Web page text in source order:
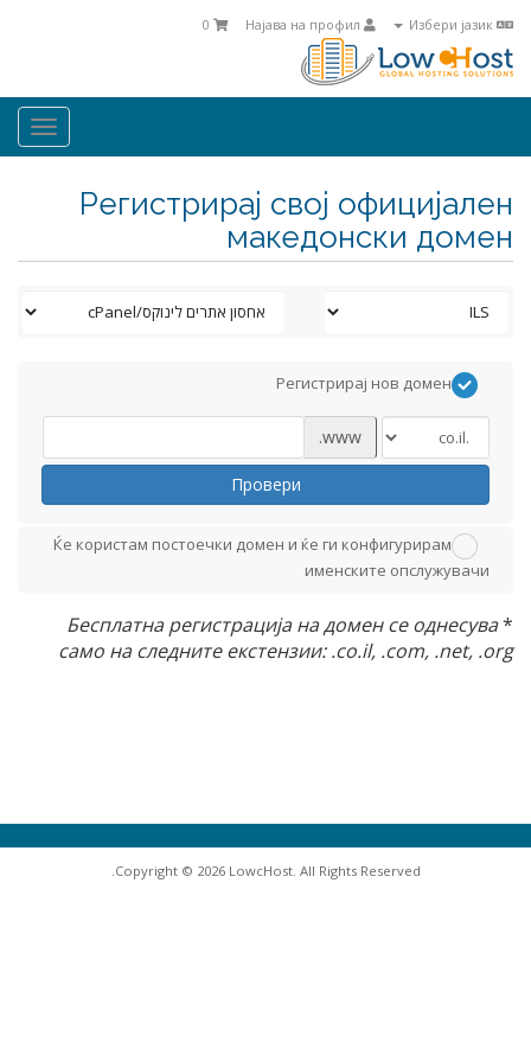
0
Регистрирај свој официјален
македонски домен
Регистрирај нов домен
www.
Провери
Ќе користам постоечки домен и ќе ги конфигурирам
именските опслужувачи
*
Бесплатна регистрација на домен се однесува
само на следните екстензии: .co.il, .com, .net, .org
Copyright © 2026 LowcHost. All Rights Reserved.